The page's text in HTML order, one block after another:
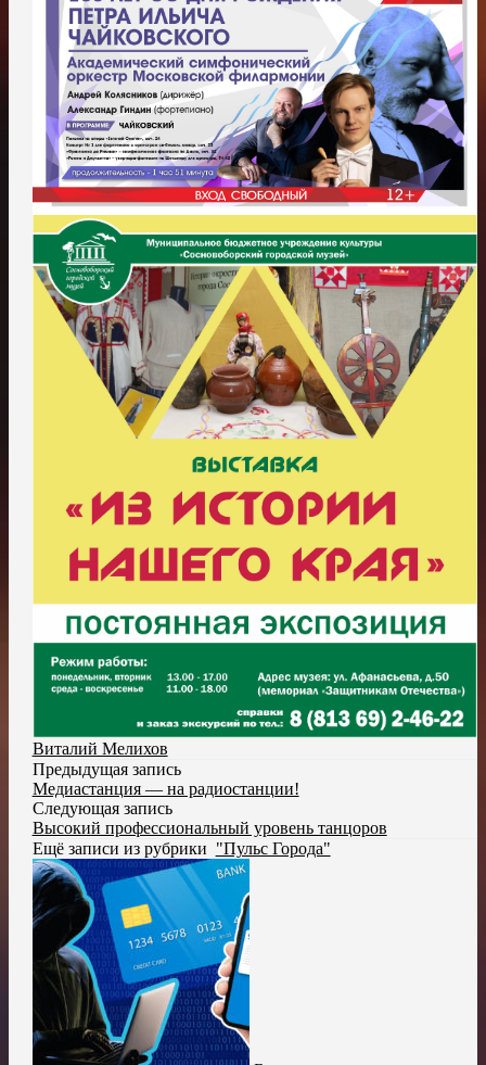
Виталий Мелихов
Предыдущая запись
Медиастанция — на радиостанции!
Следующая запись
Высокий профессиональный уровень танцоров
Ещё записи из рубрики "Пульс Города"